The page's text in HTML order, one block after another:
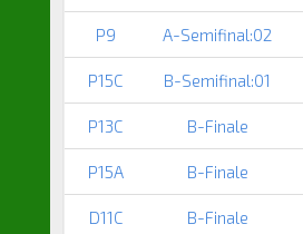
P9 A-Semifinal:02
P15C B-Semifinal:01
P13C B-Finale
P15A B-Finale
D11C B-Finale